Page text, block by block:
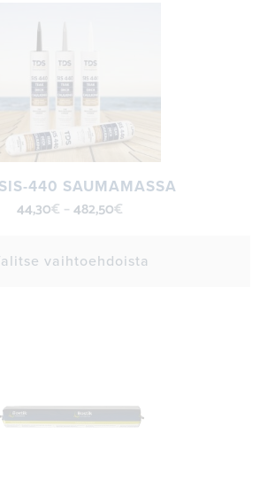
440 SAUMAMASSA
44,30€ –482,50€
vaihtoehdoista